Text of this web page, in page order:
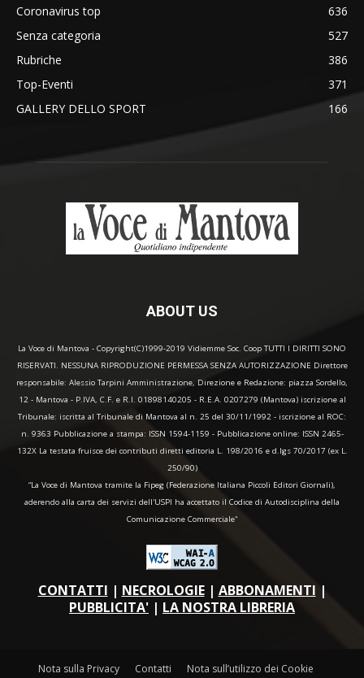
Coronavirus top
636
Senza categoria
527
Rubriche
386
Top-Eventi
371
GALLERY DELLO SPORT
166
ABOUT US
La Voce di Mantova - Copyright(C)1999-2019 Vidiemme Soc. Coop TUTTI I DIRITTI SONO
RISERVATI. NESSUNA RIPRODUZIONE PERMESSA SENZA AUTORIZZAZIONE Direttore
responsabile: Alessio Tarpini Amministrazione, Direzione e Redazione: piazza Sordello,
12 - Mantova - P.IVA, C.F. e R.I. 01898140205 - R.E.A. 0207279 (Mantova) iscrizione al
Tribunale: iscritta al Tribunale di Mantova al n. 25 del 30/11/1992 - iscrizione al ROC:
n. 9363 Pubblicazione a stampa: ISSN 1594-1159 - Pubblicazione online: ISSN 2465-
132X La testata fruisce dei contributi diretti editoria L. 198/2016 e d.lgs 70/2017 (ex L.
250/90)
“La Voce di Mantova tramite la Fipeg (Federazione Italiana Piccoli Editori Giornali),
aderendo alla carta dei servizi dell'USPI ha accettato il Codice di Autodisciplina della
Comunicazione Commerciale"
CONTATTI | NECROLOGIE| ABBONAMENTI |
PUBBLICITA' | LA NOSTRA LIBRERIA
Nota sulla Privacy Contatti Nota sull’utilizzo dei Cookie